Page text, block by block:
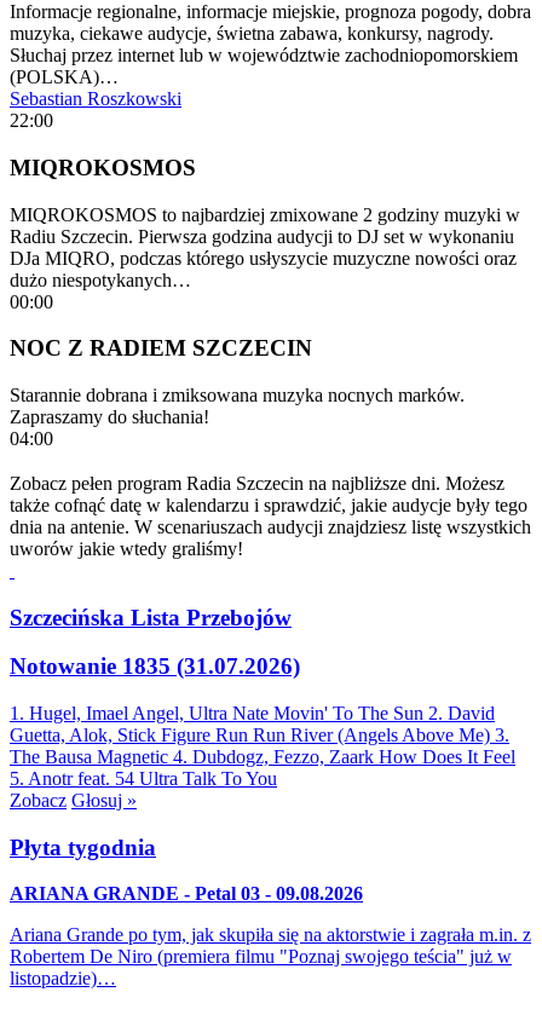
Informacje regionalne, informacje miejskie, prognoza pogody, dobra
muzyka, ciekawe audycje, świetna zabawa, konkursy, nagrody.
Słuchaj przez internet lub w województwie zachodniopomorskiem
(POLSKA)…
Sebastian Roszkowski
22:00
MIQROKOSMOS
MIQROKOSMOS to najbardziej zmixowane 2 godziny muzyki w
Radiu Szczecin. Pierwsza godzina audycji to DJ set w wykonaniu
DJa MIQRO, podczas którego usłyszycie muzyczne nowości oraz
dużo niespotykanych…
00:00
NOC Z RADIEM SZCZECIN
Starannie dobrana i zmiksowana muzyka nocnych marków.
Zapraszamy do słuchania!
04:00
Zobacz pełen program Radia Szczecin na najbliższe dni. Możesz
także cofnąć datę w kalendarzu i sprawdzić, jakie audycje były tego
dnia na antenie. W scenariuszach audycji znajdziesz listę wszystkich
uworów jakie wtedy graliśmy!
Szczecińska Lista Przebojów
Notowanie 1835 (31.07.2026)
1. Hugel, Imael Angel, Ultra Nate Movin' To The Sun 2. David
Guetta, Alok, Stick Figure Run Run River (Angels Above Me) 3.
The Bausa Magnetic 4. Dubdogz, Fezzo, Zaark How Does It Feel
5. Anotr feat. 54 Ultra Talk To You
Zobacz Głosuj »
Płyta tygodnia
ARIANA GRANDE - Petal 03 - 09.08.2026
Ariana Grande po tym, jak skupiła się na aktorstwie i zagrała m.in. z
Robertem De Niro (premiera filmu "Poznaj swojego teścia" już w
listopadzie)…